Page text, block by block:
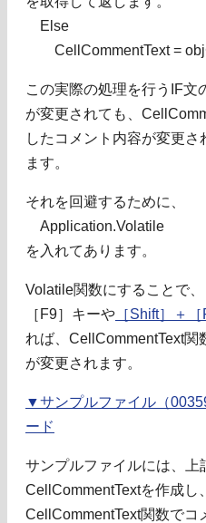
Else
CellCommentText =
この実際の処理を行うIF文
が変更されても、
したコメント内容が変更
ます。
それを回避するために、
Application.Volatile
を入れてあります。
Volatile関数にすることで
［F9］キーや ［Shift］＋
れば、CellCommentText関
が変更されます。
▼サンプルファイル（
ード
サンプルファイルには、上
CellCommentTextを作成し
CellCommentText関数でコ